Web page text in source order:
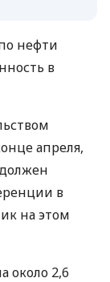
нефти
в
апреля,
в
на этом
около 2,6